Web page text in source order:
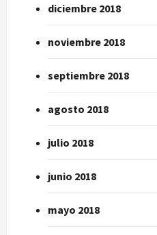
diciembre 2018
noviembre 2018
septiembre 2018
agosto 2018
julio 2018
junio 2018
mayo 2018